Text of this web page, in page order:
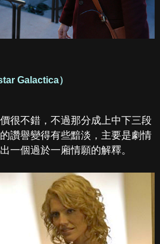
Galactica）
很不錯，不過那分成上中下三段
讚譽變得有些黯淡，主要是劇情
一個過於一廂情願的解釋。